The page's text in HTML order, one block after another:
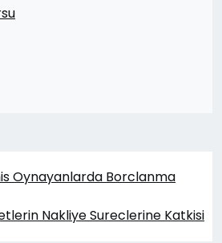
Oynayanlarda Borclanma
Nakliye Sureclerine Katkisi